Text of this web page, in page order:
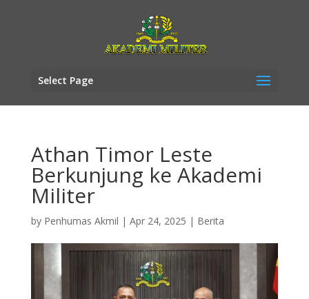
Select Page
Athan Timor Leste
Berkunjung ke Akademi
Militer
by Penhumas Akmil | Apr 24, 2025 | Berita